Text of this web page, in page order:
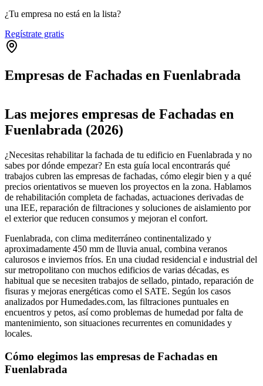
¿Tu empresa no está en la lista?
Regístrate gratis
Empresas de Fachadas en Fuenlabrada
+
−
Las mejores empresas de Fachadas en
Fuenlabrada (2026)
¿Necesitas rehabilitar la fachada de tu edificio en Fuenlabrada y no
sabes por dónde empezar? En esta guía local encontrarás qué
trabajos cubren las empresas de fachadas, cómo elegir bien y a qué
precios orientativos se mueven los proyectos en la zona. Hablamos
de rehabilitación completa de fachadas, actuaciones derivadas de
una IEE, reparación de filtraciones y soluciones de aislamiento por
el exterior que reducen consumos y mejoran el confort.
Fuenlabrada, con clima mediterráneo continentalizado y
aproximadamente 450 mm de lluvia anual, combina veranos
calurosos e inviernos fríos. En una ciudad residencial e industrial del
sur metropolitano con muchos edificios de varias décadas, es
habitual que se necesiten trabajos de sellado, pintado, reparación de
fisuras y mejoras energéticas como el SATE. Según los casos
analizados por Humedades.com, las filtraciones puntuales en
encuentros y petos, así como problemas de humedad por falta de
mantenimiento, son situaciones recurrentes en comunidades y
locales.
Cómo elegimos las empresas de Fachadas en
Fuenlabrada